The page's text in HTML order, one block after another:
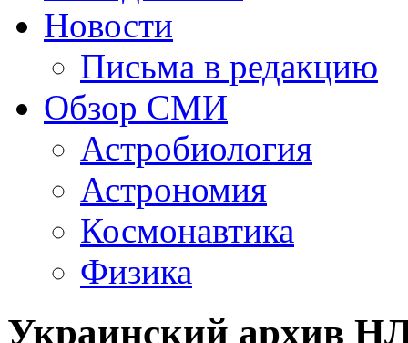
Новости
Письма в редакцию
Обзор СМИ
Астробиология
Астрономия
Космонавтика
Физика
Украинский архив